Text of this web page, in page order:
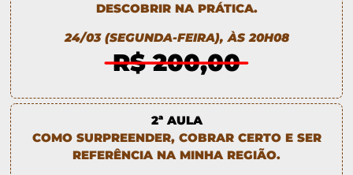
DESCOBRIR NA PRÁTICA.
24/03 (SEGUNDA-FEIRA), ÀS 20H08
R$ 200,00
2ª AULA
COMO SURPREENDER, COBRAR CERTO E SER
REFERÊNCIA NA MINHA REGIÃO.